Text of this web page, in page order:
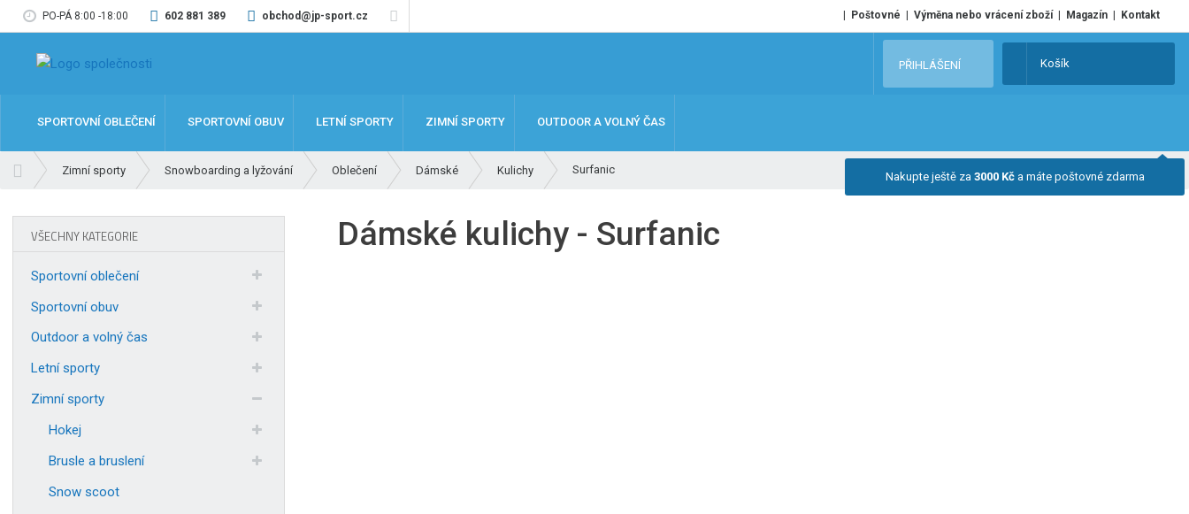
PO-PÁ 8:00 -18:00 602 881 389 obchod@jp-sport.cz Poštovné Výměna nebo vrácení zboží Magazín Kontakt
e
a
PŘIHLÁŠENÍ Košík
Nakupte ještě za 3000 Kča máte poštovné zdarma
SPORTOVNÍ OBLEČENÍ SPORTOVNÍ OBUV LETNÍ SPORTY ZIMNÍ SPORTY OUTDOOR A VOLNÝ ČAS
Zimní sporty Snowboarding a lyžování Oblečení Dámské Kulichy Surfanic
Dámské kulichy - Surfanic
VŠECHNY KATEGORIE
Sportovní oblečení
Sportovní obuv
Outdoor a volný čas
Letní sporty
Zimní sporty
Hokej
Brusle a bruslení
Snow scoot